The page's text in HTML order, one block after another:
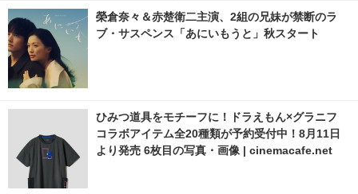
め
榮倉奈々＆赤楚衛二主演、2組の兄妹が禁断のラ
ブ・サスペンス「あにいもうと」秋スタート
ひみつ道具をモチーフに！ドラえもん×グラニフ
コラボアイテム全20種類が予約受付中！8月11日
より発売 6枚目の写真・画像 | cinemacafe.net